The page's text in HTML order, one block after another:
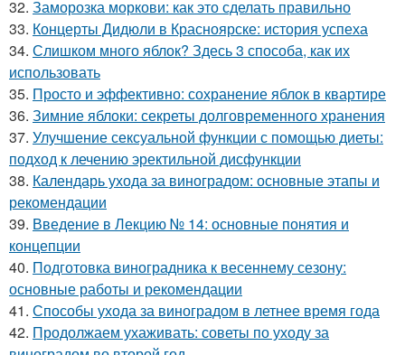
32. Заморозка моркови: как это сделать правильно
33. Концерты Дидюли в Красноярске: история успеха
34. Слишком много яблок? Здесь 3 способа, как их
использовать
35. Просто и эффективно: сохранение яблок в квартире
36. Зимние яблоки: секреты долговременного хранения
37. Улучшение сексуальной функции с помощью диеты:
подход к лечению эректильной дисфункции
38. Календарь ухода за виноградом: основные этапы и
рекомендации
39. Введение в Лекцию № 14: основные понятия и
концепции
40. Подготовка виноградника к весеннему сезону:
основные работы и рекомендации
41. Способы ухода за виноградом в летнее время года
42. Продолжаем ухаживать: советы по уходу за